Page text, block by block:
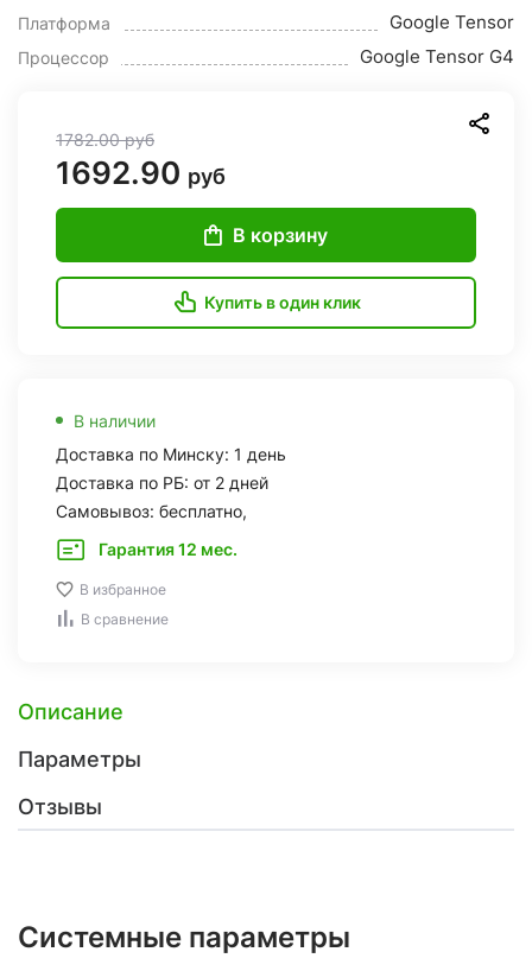
Платформа Google Tensor
Процессор Google Tensor G4
1782.00руб
1692.90 руб
В корзину
Купить в один клик
В наличии
Доставка по Минску: 1 день
Доставка по РБ: от 2 дней
Самовывоз: бесплатно,
Гарантия 12 мес.
В избранное
В сравнение
Описание
Параметры
Отзывы
Системные параметры